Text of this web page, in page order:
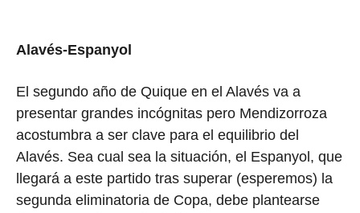
Alavés-Espanyol
El segundo año de Quique en el Alavés va a
presentar grandes incógnitas pero Mendizorroza
acostumbra a ser clave para el equilibrio del
Alavés. Sea cual sea la situación, el Espanyol, que
llegará a este partido tras superar (esperemos) la
segunda eliminatoria de Copa, debe plantearse